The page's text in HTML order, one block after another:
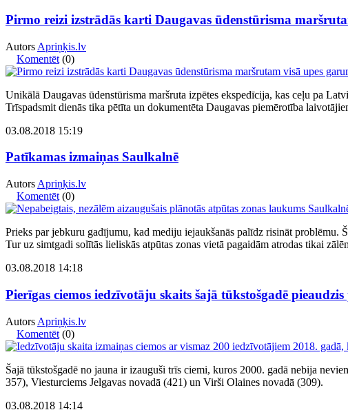
Pirmo reizi izstrādās karti Daugavas ūdenstūrisma
Autors Apriņķis.lv
Komentēt (0)
Unikālā Daugavas ūdenstūrisma maršruta izpētes ekspedīcija, kas ceļu pa
Trīspadsmit dienās tika pētīta un dokumentēta Daugavas piemērotība
03.08.2018 15:19
Patīkamas izmaiņas Saulkalnē
Autors Apriņķis.lv
Komentēt (0)
Prieks par jebkuru gadījumu, kad mediju iejaukšanās palīdz risināt problēmu.
Tur uz simtgadi solītās lieliskās atpūtas zonas vietā pagaidām atrodas tikai
03.08.2018 14:18
Pierīgas ciemos iedzīvotāju skaits šajā tūkstošgadē
Autors Apriņķis.lv
Komentēt (0)
Šajā tūkstošgadē no jauna ir izauguši trīs ciemi, kuros 2000. gadā nebija
357), Viesturciems Jelgavas novadā (421) un Virši Olaines novadā (309).
03.08.2018 14:14